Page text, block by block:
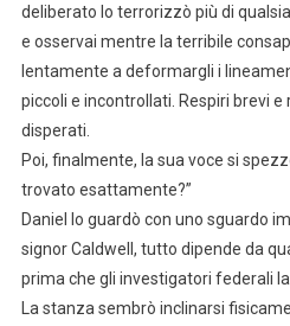
deliberato lo terrorizzò più di
e osservai mentre la terribile
lentamente a deformargli i
piccoli e incontrollati. Respiri brevi e
disperati.
Poi, finalmente, la sua voce si
trovato esattamente?”
Daniel lo guardò con uno sguardo
signor Caldwell, tutto dipende da
prima che gli investigatori federali
La stanza sembrò inclinarsi